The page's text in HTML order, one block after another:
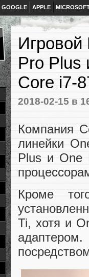
GOOGLE APPLE
Pro Plus
Core i7-
2018-02-15 в
Компания
линейки
Plus и One
Кроме
Ti, хотя и